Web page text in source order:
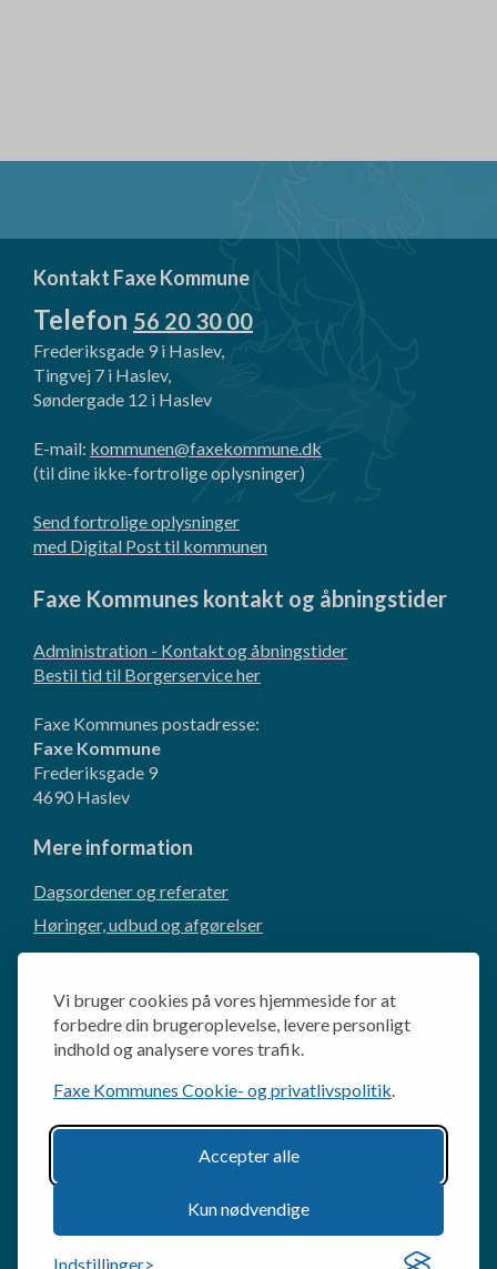
Vi bruger cookies på vores hjemmeside for at
forbedre din brugeroplevelse, levere personligt
indhold og analysere vores trafik.
Faxe Kommunes Cookie- og privatlivspolitik.
Accepter alle
Kun nødvendige
Indstillinger
Kontakt Faxe Kommune
Telefon 56 20 30 00
Frederiksgade 9 i Haslev,
Tingvej 7 i Haslev,
Søndergade 12 i Haslev
E-mail: kommunen@faxekommune.dk
(til dine ikke-fortrolige oplysninger)
Send fortrolige oplysninger
med Digital Post til kommunen
Faxe Kommunes kontakt og åbningstider
Administration - Kontakt og åbningstider
Bestil tid til Borgerservice her
Faxe Kommunes postadresse:
Faxe Kommune
Frederiksgade 9
4690 Haslev
Mere information
Dagsordener og referater
Høringer, udbud og afgørelser
Borgerforslag
CVR og EAN-numre
Kommunikation og presse
Cookie- og privatlivspolitik
Behandling af personoplysninger
Databeskyttelsesrådgiveren
Tilgængelighedserklæring
Abonner på indhold